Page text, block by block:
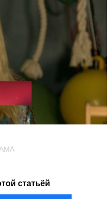
статьёй